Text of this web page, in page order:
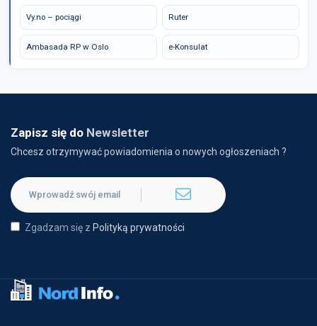
Vy.no – pociągi Ruter
Ambasada RP w Oslo e-Konsulat
Zapisz się do Newsletter
Chcesz otrzymywać powiadomienia o nowych ogłoszeniach ?
Zgadzam się z Polityką prywatności